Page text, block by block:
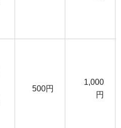
500円
1,000
円